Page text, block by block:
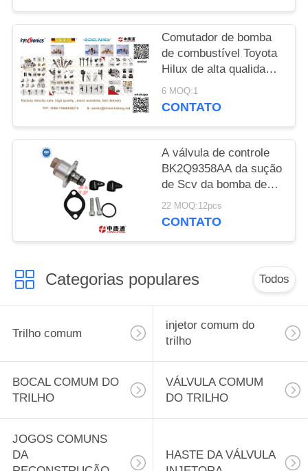
bomba Denso HP3
Hino Isu-zu Xichai
Shangchai
Comutador de bomba
de combustível Toyota
Hilux de alta qualidade
(04226-0L020) para
motores KUN26 D-4D
sucção para Toyota
1KD-FTV
6 MOQ:1
CONTATO
A válvula de controle
BK2Q9358AA da sução
de Scv da bomba de
combustível coube
para Ford Transit
22 MOQ:12pcs
CONTATO
Categorias populares Todos
Trilho comum
injetor comum do
trilho
BOCAL COMUM DO
TRILHO
VÁLVULA COMUM
DO TRILHO
JOGOS COMUNS
DA
HASTE DA VÁLVULA